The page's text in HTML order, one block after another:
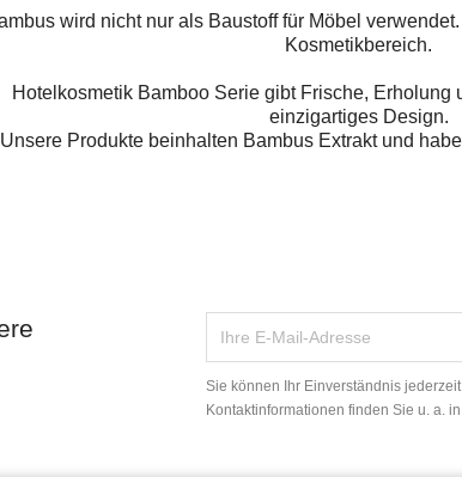
wird nicht nur als Baustoff für Möbel
Kosmetikbereich.
Hotelkosmetik Bamboo Serie gibt Frische, Erholung
einzigartiges Design.
Unsere Produkte beinhalten Bambus Extrakt und
Sie können Ihr Einverständnis
Kontaktinformationen finden Sie u. a.